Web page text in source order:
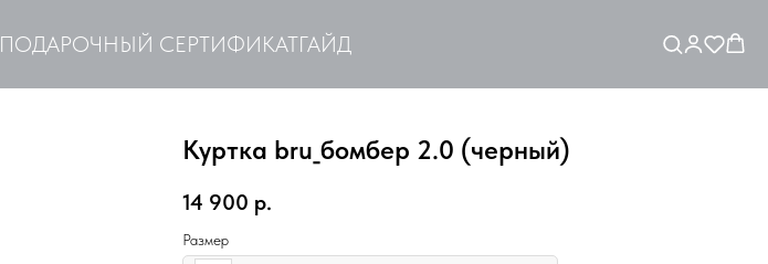
ПОДАРОЧНЫЙ СЕРТИФИКАТГАЙД
Куртка bru_бомбер 2.0 (черный)
14 900 р.
Размер